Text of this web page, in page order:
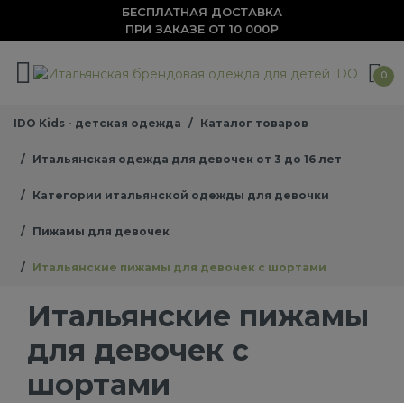
БЕСПЛАТНАЯ ДОСТАВКА
ПРИ ЗАКАЗЕ ОТ 10 000₽
0
IDO Kids - детская одежда Каталог товаров
Итальянская одежда для девочек от 3 до 16 лет
Категории итальянской одежды для девочки
Пижамы для девочек
Итальянские пижамы для девочек с шортами
Итальянские пижамы
для девочек с
шортами